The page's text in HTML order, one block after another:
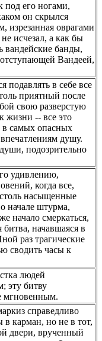
под его ногами,
он скрылся
изрезанная оврагами
исчезал, а как бы
вандейские банды,
Вандеей,
в себе все
приятный после
свою разверстую
жизни -- все это
в самых опасных
душу.
подозрительно
удивлению,
когда все,
насыщенные
начале штурма,
начало смеркаться,
битва, начавшаяся в
раз трагические
сводить часы к
людей
эту битву
мгновенным.
справедливо
в карман, но не в тот,
двери, врученный